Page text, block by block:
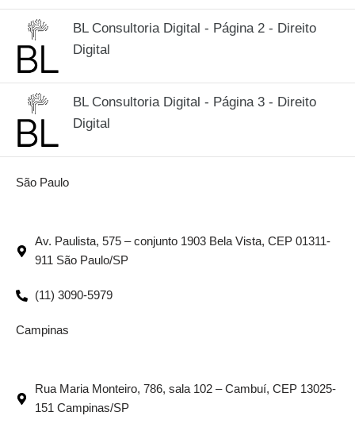
BL Consultoria Digital - Página 2 - Direito
Digital
BL Consultoria Digital - Página 3 - Direito
Digital
São Paulo
Av. Paulista, 575 – conjunto 1903 Bela Vista, CEP 01311-
911 São Paulo/SP
(11) 3090-5979
Campinas
Rua Maria Monteiro, 786, sala 102 – Cambuí, CEP 13025-
151 Campinas/SP